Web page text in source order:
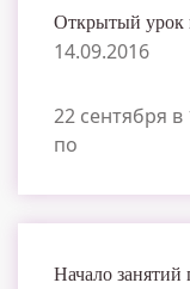
Открытый урок
14.09.2016
22 сентября
по
Начало занятий